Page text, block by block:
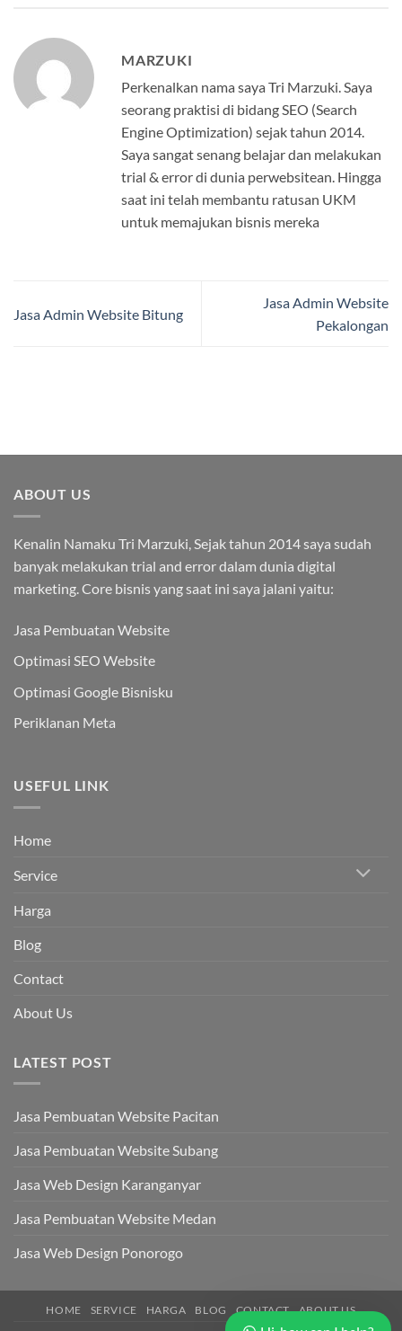
MARZUKI
Perkenalkan nama saya Tri Marzuki. Saya
seorang praktisi di bidang SEO (Search
Engine Optimization) sejak tahun 2014.
Saya sangat senang belajar dan melakukan
trial & error di dunia perwebsitean. Hingga
saat ini telah membantu ratusan UKM
untuk memajukan bisnis mereka
Jasa Admin Website Bitung
Jasa Admin Website
Pekalongan
ABOUT US
Kenalin Namaku Tri Marzuki, Sejak tahun 2014 saya sudah
banyak melakukan trial and error dalam dunia digital
marketing. Core bisnis yang saat ini saya jalani yaitu:
Jasa Pembuatan Website
Optimasi SEO Website
Optimasi Google Bisnisku
Periklanan Meta
USEFUL LINK
Home
Service
Harga
Blog
Contact
About Us
LATEST POST
Jasa Pembuatan Website Pacitan
Jasa Pembuatan Website Subang
Jasa Web Design Karanganyar
Jasa Pembuatan Website Medan
Jasa Web Design Ponorogo
HOME SERVICE HARGA BLOG CONTACT ABOUT US